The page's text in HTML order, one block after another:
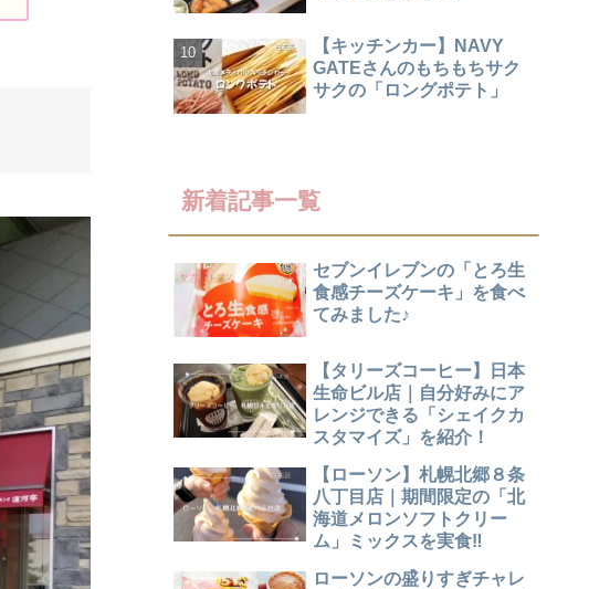
【キッチンカー】NAVY
GATEさんのもちもちサク
サクの「ロングポテト」
新着記事一覧
セブンイレブンの「とろ生
食感チーズケーキ」を食べ
てみました♪
【タリーズコーヒー】日本
生命ビル店｜自分好みにア
レンジできる「シェイクカ
スタマイズ」を紹介！
【ローソン】札幌北郷８条
八丁目店｜期間限定の「北
海道メロンソフトクリー
ム」ミックスを実食‼
ローソンの盛りすぎチャレ